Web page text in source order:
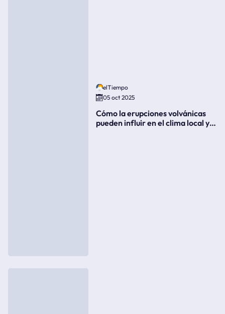
elTiempo
05 oct 2025
Cómo la erupciones volvánicas
pueden influir en el clima local y